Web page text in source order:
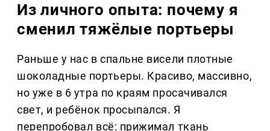
Из личного опыта: почему я
сменил тяжёлые портьеры
Раньше у нас в спальне висели плотные
шоколадные портьеры. Красиво, массивно,
но уже в 6 утра по краям просачивался
свет, и ребёнок просыпался. Я
перепробовал всё: прижимал ткань